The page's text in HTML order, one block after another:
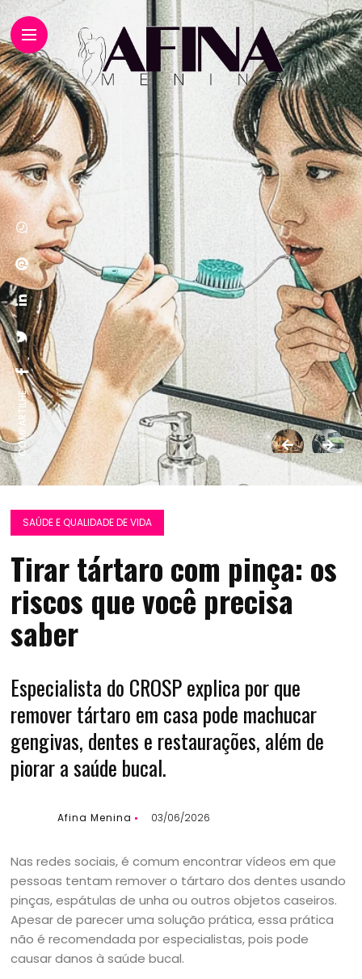
COMPARTILHE:
SAÚDE E QUALIDADE DE VIDA
Tirar tártaro com pinça: os
riscos que você precisa
saber
Especialista do CROSP explica por que
remover tártaro em casa pode machucar
gengivas, dentes e restaurações, além de
piorar a saúde bucal.
Afina Menina 03/06/2026
Nas redes sociais, é comum encontrar vídeos em que
pessoas tentam remover o tártaro dos dentes usando
pinças, espátulas de unha ou outros objetos caseiros.
Apesar de parecer uma solução prática, essa prática
não é recomendada por especialistas, pois pode
causar danos à saúde bucal.